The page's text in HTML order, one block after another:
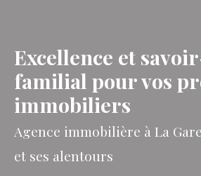
Excellence et
familial pour vos
immobiliers
Agence immobilière à La
et ses alentours